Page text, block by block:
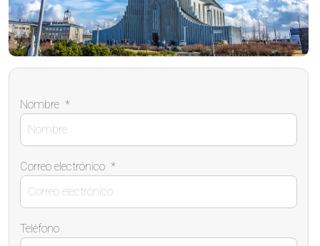
Nombre *
Correo electrónico *
Teléfono